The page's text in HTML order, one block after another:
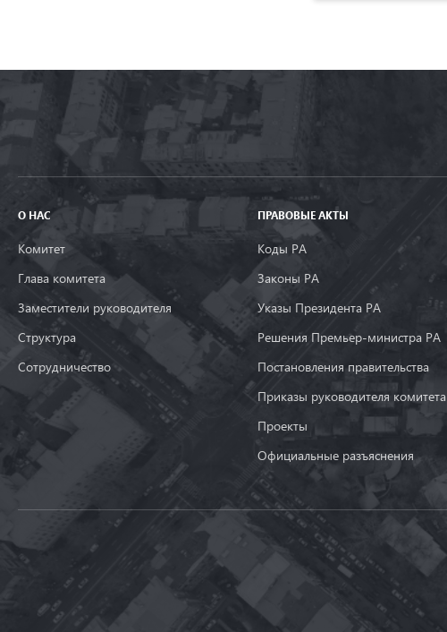
О НАС
Комитет
Глава комитета
Заместители руководителя
Структура
Сотрудничество
ПРАВОВЫЕ АКТЫ
Коды РА
Законы РА
Указы Президента РА
Решения Премьер-министра РА
Постановления правительства
Приказы руководителя комитета
Проекты
Официальные разъяснения